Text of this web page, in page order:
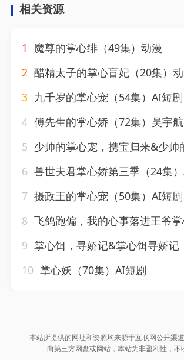
相关资源
1
魔尊的掌心绯（49集）动漫
2 醋精太子的掌心盲妃（20集）
3 九千岁的掌心宠（54集）AI短剧
4 傅先生的掌心娇（72集）吴宇
5 少帅的掌心宠，携宝归来&少帅的掌心宠携宝归
6 兽世夫君掌心娇第三季（24集
7 摄政王的掌心宠（50集）AI短剧
8 飞鸽跑偏，我的心事落进王爷掌心&飞鸽跑偏我的心事落进王
9 掌心饵，寻娇记&掌心饵寻娇记（
10 掌心妖（70集）AI短剧
本站所提供的网址和资源均来源于互联网公开渠
向第三方网盘或网站，本站为非盈利性，不